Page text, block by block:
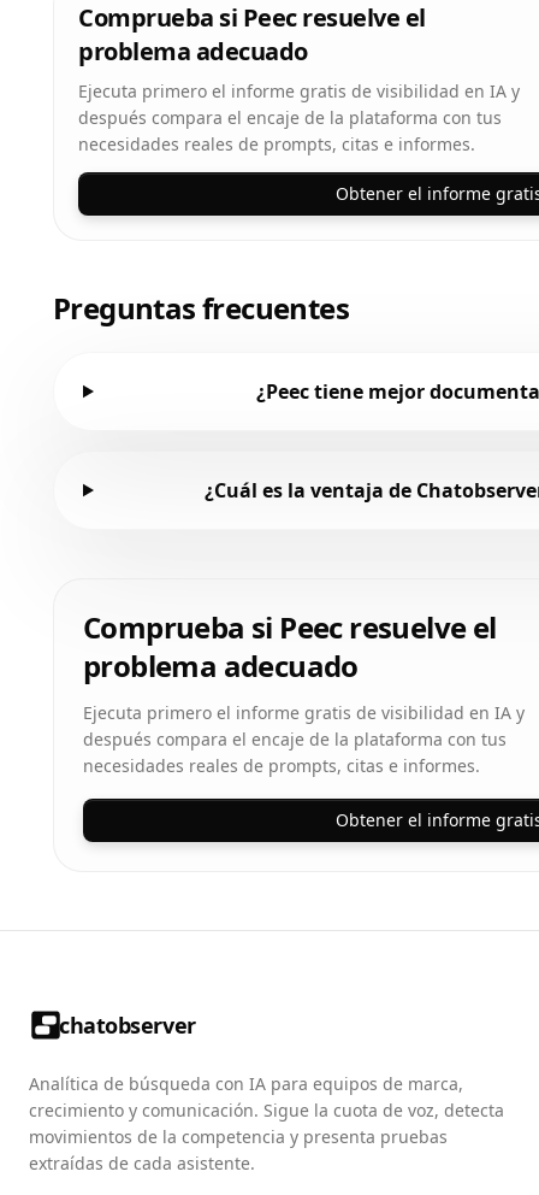
Comprueba si Peec resuelve el
problema adecuado
Ejecuta primero el informe gratis de visibilidad en IA y
después compara el encaje de la plataforma con tus
necesidades reales de prompts, citas e informes.
Obtener el informe
Preguntas frecuentes
¿Peec tiene mejor
¿Cuál es la ventaja de
Comprueba si Peec resuelve el
problema adecuado
Ejecuta primero el informe gratis de visibilidad en IA y
después compara el encaje de la plataforma con tus
necesidades reales de prompts, citas e informes.
Obtener el informe
chatobserver
Analítica de búsqueda con IA para equipos de marca,
crecimiento y comunicación. Sigue la cuota de voz, detecta
movimientos de la competencia y presenta pruebas
extraídas de cada asistente.